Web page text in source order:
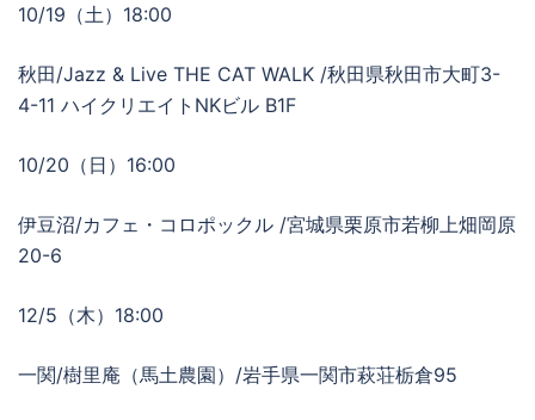
10/19（土）18:00
秋田/Jazz & Live THE CAT WALK /秋田県秋田市大町3-
4-11 ハイクリエイトNKビル B1F
10/20（日）16:00
伊豆沼/カフェ・コロポックル /宮城県栗原市若柳上畑岡原
20-6
12/5（木）18:00
一関/樹里庵（馬土農園）/岩手県一関市萩荘栃倉95